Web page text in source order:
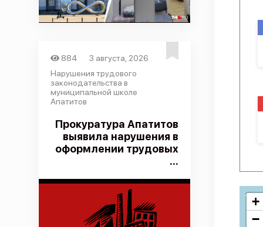
884
3 августа, 2026
Нарушения трудового
законодательства в
муниципальной школе
Апатитов
Прокуратура Апатитов
выявила нарушения в
оформлении трудовых
...
+
−